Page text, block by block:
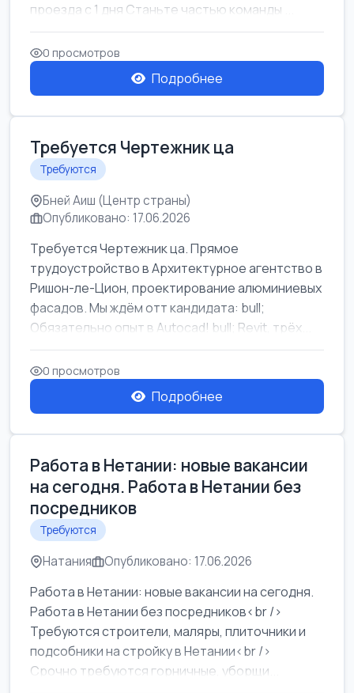
проезда с 1 дня Станьте частью команды ...
0 просмотров
Подробнее
Требуется Чертежник ца
Требуются
Бней Аиш (Центр страны)
Опубликовано: 17.06.2026
Требуется Чертежник ца. Прямое
трудоустройство в Архитектурное агентство в
Ришон-ле-Цион, проектирование алюминиевых
фасадов. Мы ждём отт кандидата: bull;
Обязательно опыт в Autocad! bull; Revit, трёх...
0 просмотров
Подробнее
Работа в Нетании: новые вакансии
на сегодня. Работа в Нетании без
посредников
Требуются
Натания Опубликовано: 17.06.2026
Работа в Нетании: новые вакансии на сегодня.
Работа в Нетании без посредников<br />
Требуются строители, маляры, плиточники и
подсобники на стройку в Нетании<br />
Срочно требуются горничные, уборщи...